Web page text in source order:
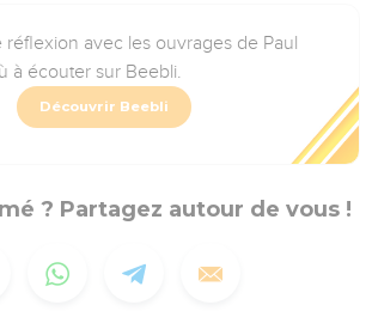
réflexion avec les ouvrages de Paul
à écouter sur Beebli.
Découvrir Beebli
? Partagez autour de vous !